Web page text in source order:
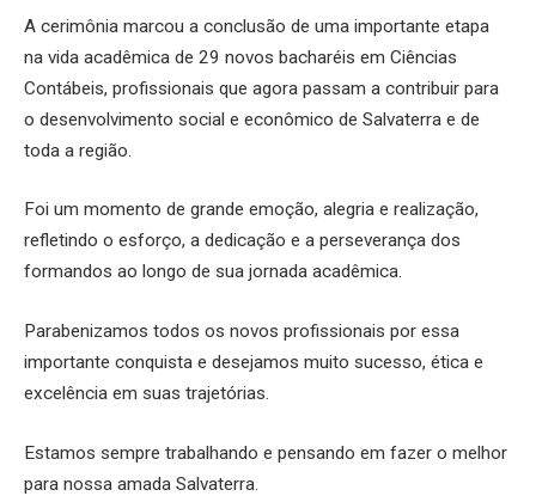
A cerimônia marcou a conclusão de uma importante etapa
na vida acadêmica de 29 novos bacharéis em Ciências
Contábeis, profissionais que agora passam a contribuir para
o desenvolvimento social e econômico de Salvaterra e de
toda a região.
Foi um momento de grande emoção, alegria e realização,
refletindo o esforço, a dedicação e a perseverança dos
formandos ao longo de sua jornada acadêmica.
Parabenizamos todos os novos profissionais por essa
importante conquista e desejamos muito sucesso, ética e
excelência em suas trajetórias.
Estamos sempre trabalhando e pensando em fazer o melhor
para nossa amada Salvaterra.